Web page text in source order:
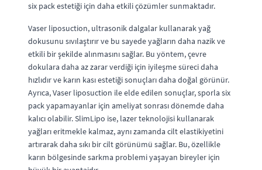
six pack estetiği için daha etkili çözümler sunmaktadır.
Vaser liposuction, ultrasonik dalgalar kullanarak yağ
dokusunu sıvılaştırır ve bu sayede yağların daha nazik ve
etkili bir şekilde alınmasını sağlar. Bu yöntem, çevre
dokulara daha az zarar verdiği için iyileşme süreci daha
hızlıdır ve karın kası estetiği sonuçları daha doğal görünür.
Ayrıca, Vaser liposuction ile elde edilen sonuçlar, sporla six
pack yapamayanlar için ameliyat sonrası dönemde daha
kalıcı olabilir. SlimLipo ise, lazer teknolojisi kullanarak
yağları eritmekle kalmaz, aynı zamanda cilt elastikiyetini
artırarak daha sıkı bir cilt görünümü sağlar. Bu, özellikle
karın bölgesinde sarkma problemi yaşayan bireyler için